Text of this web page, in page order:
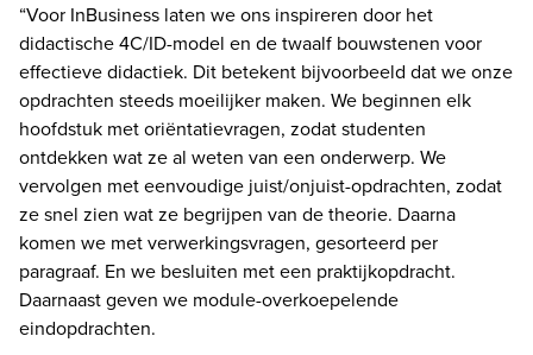
“Voor InBusiness laten we ons inspireren door het
didactische 4C/ID-model en de twaalf bouwstenen voor
effectieve didactiek. Dit betekent bijvoorbeeld dat we onze
opdrachten steeds moeilijker maken. We beginnen elk
hoofdstuk met oriëntatievragen, zodat studenten
ontdekken wat ze al weten van een onderwerp. We
vervolgen met eenvoudige juist/onjuist-opdrachten, zodat
ze snel zien wat ze begrijpen van de theorie. Daarna
komen we met verwerkingsvragen, gesorteerd per
paragraaf. En we besluiten met een praktijkopdracht.
Daarnaast geven we module-overkoepelende
eindopdrachten.